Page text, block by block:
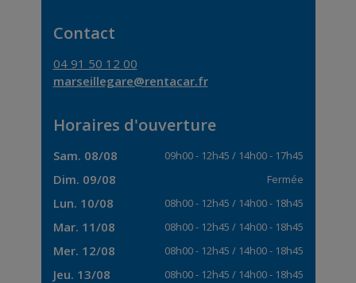
Contact
04 91 50 12 00
marseillegare@rentacar.fr
Horaires d'ouverture
Sam. 08/08 09h00- 12h45 / 14h00- 17h45
Dim. 09/08 Fermée
Lun. 10/08 08h00- 12h45 / 14h00- 18h45
Mar. 11/08 08h00- 12h45 / 14h00- 18h45
Mer. 12/08 08h00- 12h45 / 14h00- 18h45
Jeu. 13/08 08h00- 12h45 / 14h00- 18h45